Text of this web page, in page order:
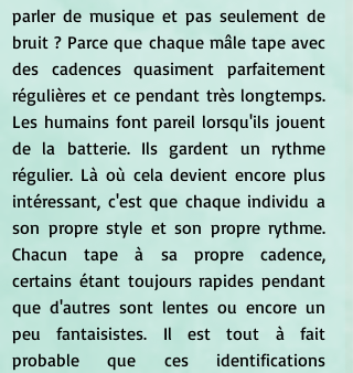
parler de musique et pas seulement de
bruit ? Parce que chaque mâle tape avec
des cadences quasiment parfaitement
régulières et ce pendant très longtemps.
Les humains font pareil lorsqu'ils jouent
de la batterie. Ils gardent un rythme
régulier. Là où cela devient encore plus
intéressant, c'est que chaque individu a
son propre style et son propre rythme.
Chacun tape à sa propre cadence,
certains étant toujours rapides pendant
que d'autres sont lentes ou encore un
peu fantaisistes. Il est tout à fait
probable que ces identifications